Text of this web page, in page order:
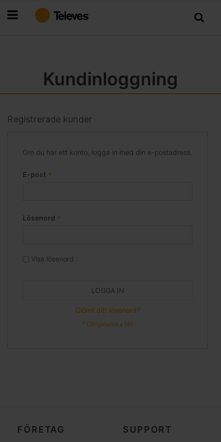
till
Kundinloggning
Registrerade kunder
Om du har ett konto, logga in med din e-postadress.
E-post
Lösenord
Visa lösenord
LOGGA IN
Glömt ditt lösenord?
FÖRETAG SUPPORT